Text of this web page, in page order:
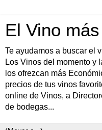
El Vino
Te ayudamos a buscar el
Los Vinos del momento y
los ofrezcan más
precios de tus vinos
online de Vinos, a
de bodegas...